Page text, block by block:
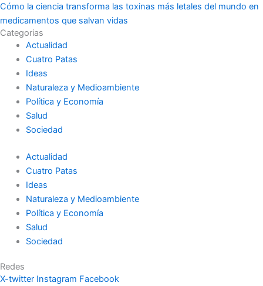
Cómo la ciencia transforma las toxinas más letales del mundo en
medicamentos que salvan vidas
Categorias
Actualidad
Cuatro Patas
Ideas
Naturaleza y Medioambiente
Política y Economía
Salud
Sociedad
Actualidad
Cuatro Patas
Ideas
Naturaleza y Medioambiente
Política y Economía
Salud
Sociedad
Redes
X-twitter Instagram Facebook